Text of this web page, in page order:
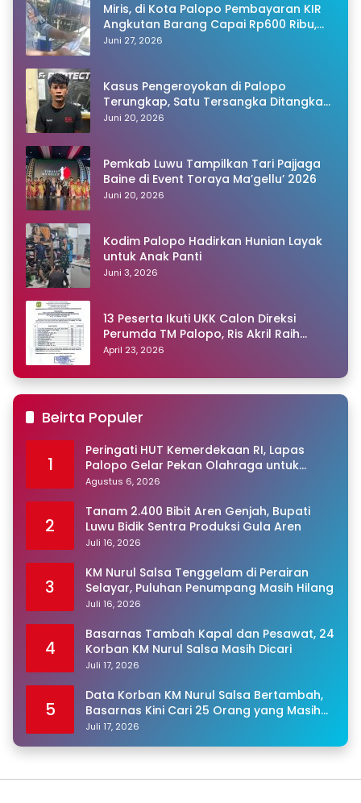
Miris, di Kota Palopo Pembayaran KIR
Angkutan Barang Capai Rp600 Ribu,
Warganet Pertanyakan Dugaan Pungli
Juni 27, 2026
Kasus Pengeroyokan di Palopo
Terungkap, Satu Tersangka Ditangkap
Polisi
Juni 20, 2026
Pemkab Luwu Tampilkan Tari Pajjaga
Baine di Event Toraya Ma’gellu’ 2026
Juni 20, 2026
Kodim Palopo Hadirkan Hunian Layak
untuk Anak Panti
Juni 3, 2026
13 Peserta Ikuti UKK Calon Direksi
Perumda TM Palopo, Ris Akril Raih
Peringkat Pertama
April 23, 2026
Beirta Populer
1
Peringati HUT Kemerdekaan RI, Lapas
Palopo Gelar Pekan Olahraga untuk
Warga Binaan
Agustus 6, 2026
2
Tanam 2.400 Bibit Aren Genjah, Bupati
Luwu Bidik Sentra Produksi Gula Aren
Juli 16, 2026
3
KM Nurul Salsa Tenggelam di Perairan
Selayar, Puluhan Penumpang Masih Hilang
Juli 16, 2026
4
Basarnas Tambah Kapal dan Pesawat, 24
Korban KM Nurul Salsa Masih Dicari
Juli 17, 2026
5
Data Korban KM Nurul Salsa Bertambah,
Basarnas Kini Cari 25 Orang yang Masih
Hilang
Juli 17, 2026